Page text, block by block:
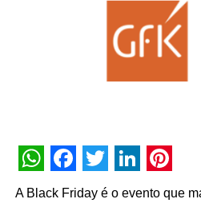
WhatsApp
Facebook
Twitter
A Black Friday é o evento que